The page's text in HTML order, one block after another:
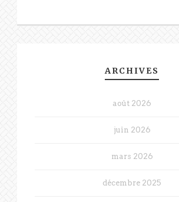
ARCHIVES
août 2026
juin 2026
mars 2026
décembre 2025